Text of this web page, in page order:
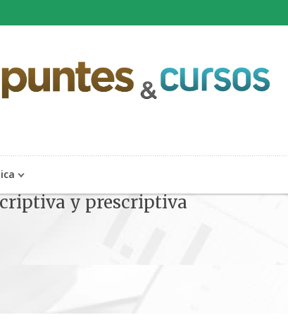
y prescriptiva